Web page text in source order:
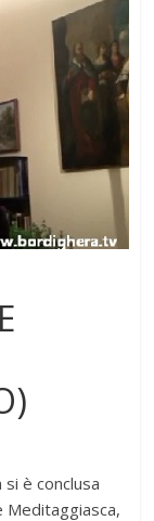
è conclusa
Meditaggiasca,